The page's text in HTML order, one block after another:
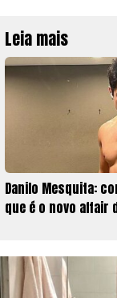
Leia mais
Danilo Mesquita:
que é o novo affair